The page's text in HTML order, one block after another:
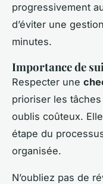
progressivement
d’éviter une
minutes.
Importance de
Respecter une
prioriser les
oublis coûteux.
étape du
organisée.
N’oubliez pas de